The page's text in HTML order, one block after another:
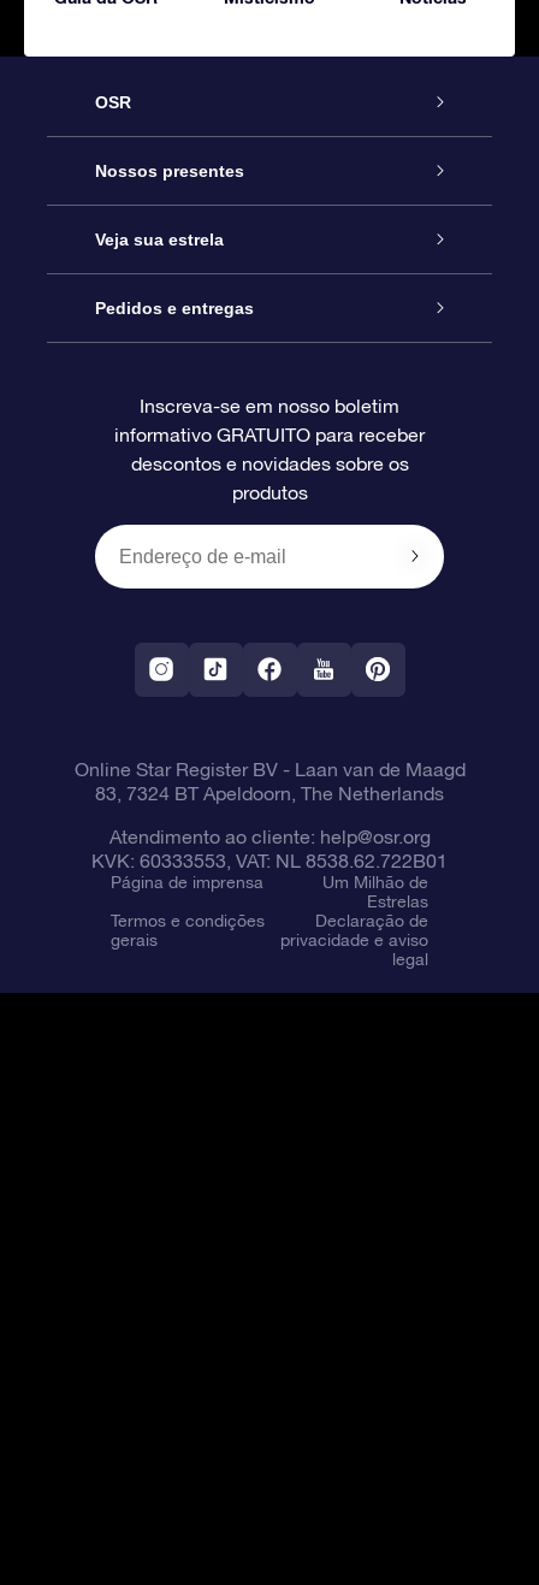
OSR
Serviço
Entre em contato conosco
Blog
Avaliações
Nossos presentes
Presente estrelar on-line
Pacote de presente da OSR
O cartão de presente da OSR
Presentes corporativos
Veja sua estrela
Star Register
Página estelar personalizada
Um Milhão de Estrelas
OSR Starsaver
Aplicativo RV Fly me to the stars
Pedidos e entregas
Informações de pagamento
Política de devolução
Constelações
Inscreva-se em nosso boletim
informativo GRATUITO para receber
descontos e novidades sobre os
produtos
Online Star Register BV- Laan van de Maagd
83, 7324 BT Apeldoorn, The Netherlands
Atendimento ao cliente: help@osr.org
KVK: 60333553, VAT: NL 8538.62.722B01
Página de imprensa
Um Milhão de
Estrelas
Termos e condições
gerais
Declaração de
privacidade e aviso
legal